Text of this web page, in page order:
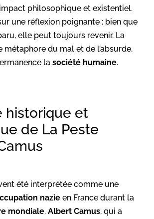
philosophique et existentiel.
une réflexion poignante : bien que
elle peut toujours revenir. La
métaphore du mal et de l’absurde,
la société humaine.
historique et
de La Peste
été interprétée comme une
nazie en France durant la
mondiale. Albert Camus, qui a